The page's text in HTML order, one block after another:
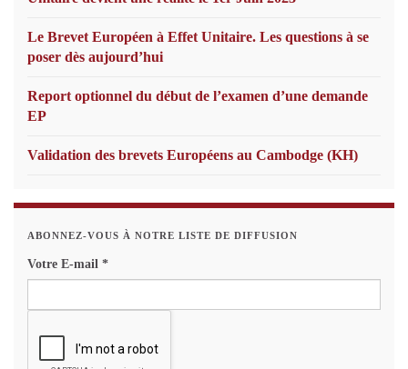
Le Brevet Européen à Effet Unitaire. Les questions à se
poser dès aujourd’hui
Report optionnel du début de l’examen d’une demande
EP
Validation des brevets Européens au Cambodge (KH)
ABONNEZ-VOUS À NOTRE LISTE DE DIFFUSION
Votre E-mail *